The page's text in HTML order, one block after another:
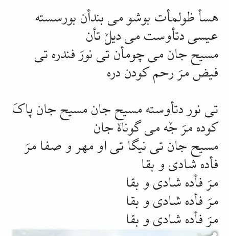
هسأ ظولمأت بوشو میبندأنبورسسته
عیسی دتأوست می دیلٚ تأن
مسیح جان می چومأن تی نورَ فندره تی
فیض مرَ رحم کودن دره
تی نور دتأوسته مسیح جان مسیح جان پاکَ
کوده مرَ جٚه می گوناهٚ جان
مسیح جان تینیگاتی او مهر و صفا مرَ
فأده شادی وبقا
مرَ فأده شادی و بقا
مرَ فأده شادی وبقا
مرَ فأده شادی وبقا